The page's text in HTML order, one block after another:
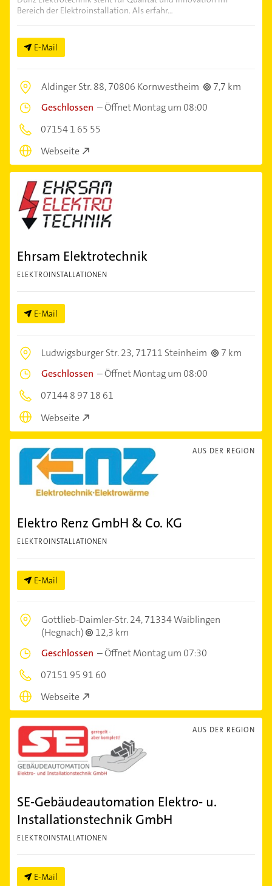
Bereich der Elektroinstallation. Als erfahr...
E-Mail
Aldinger Str. 88,70806 Kornwestheim
7,7 km
Geschlossen –Öffnet Montag um 08:00
07154 1 65 55
Webseite
Ehrsam Elektrotechnik
ELEKTROINSTALLATIONEN
E-Mail
Ludwigsburger Str. 23,71711 Steinheim
7 km
Geschlossen –Öffnet Montag um 08:00
07144 8 97 18 61
Webseite
AUS DER REGION
Elektro Renz GmbH & Co. KG
ELEKTROINSTALLATIONEN
E-Mail
Gottlieb-Daimler-Str. 24,71334 Waiblingen
(Hegnach)
12,3 km
Geschlossen –Öffnet Montag um 07:30
07151 95 91 60
Webseite
AUS DER REGION
SE-Gebäudeautomation Elektro- u.
Installationstechnik GmbH
ELEKTROINSTALLATIONEN
E-Mail